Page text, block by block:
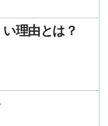
い理由とは？